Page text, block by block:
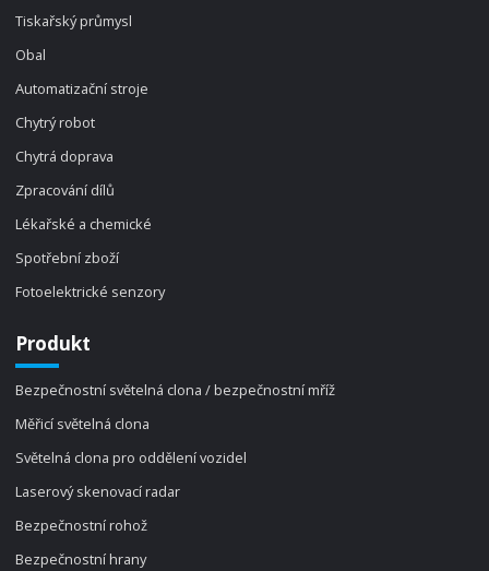
Tiskařský průmysl
Obal
Automatizační stroje
Chytrý robot
Chytrá doprava
Zpracování dílů
Lékařské a chemické
Spotřební zboží
Fotoelektrické senzory
Produkt
Bezpečnostní světelná clona / bezpečnostní mříž
Měřicí světelná clona
Světelná clona pro oddělení vozidel
Laserový skenovací radar
Bezpečnostní rohož
Bezpečnostní hrany